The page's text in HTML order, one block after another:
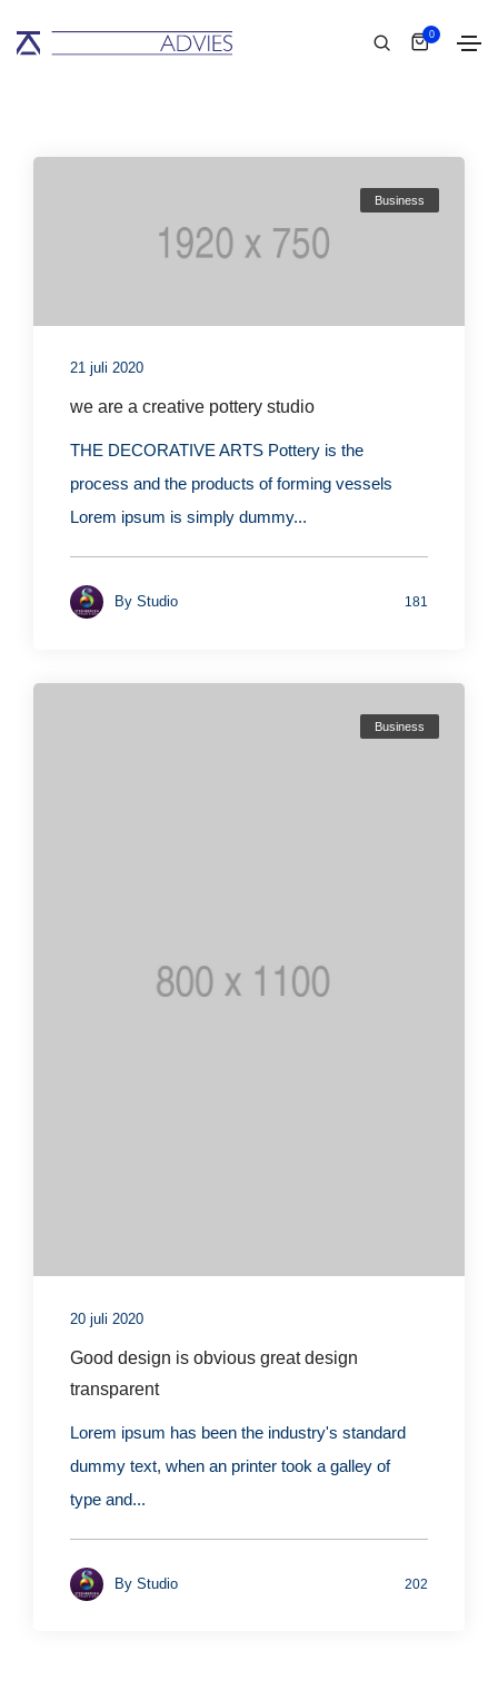
0
Business
21 juli 2020
we are a creative pottery studio
THE DECORATIVE ARTS Pottery is the
process and the products of forming vessels
Lorem ipsum is simply dummy...
By Studio 181
Business
20 juli 2020
Good design is obvious great design
transparent
Lorem ipsum has been the industry's standard
dummy text, when an printer took a galley of
type and...
By Studio 202